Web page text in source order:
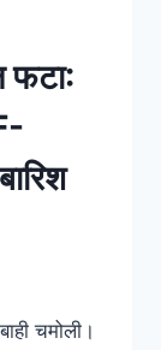
फटा:
चमोली।